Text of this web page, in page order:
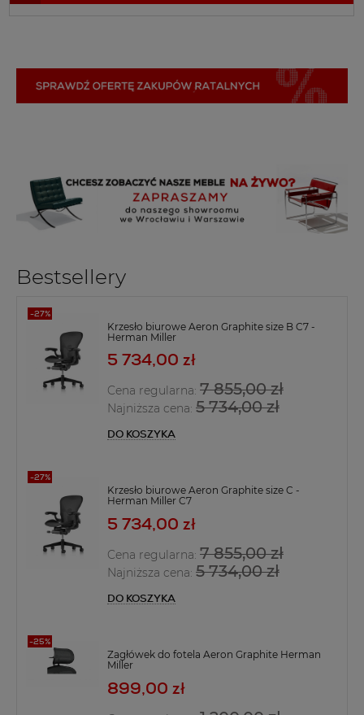
Bestsellery
Krzesło biurowe Aeron Graphite size B C7 -
Herman Miller
5 734,00 zł
Cena regularna: 7 855,00 zł
Najniższa cena: 5 734,00 zł
DO KOSZYKA
Krzesło biurowe Aeron Graphite size C -
Herman Miller C7
5 734,00 zł
Cena regularna: 7 855,00 zł
Najniższa cena: 5 734,00 zł
DO KOSZYKA
Zagłówek do fotela Aeron Graphite Herman
Miller
899,00 zł